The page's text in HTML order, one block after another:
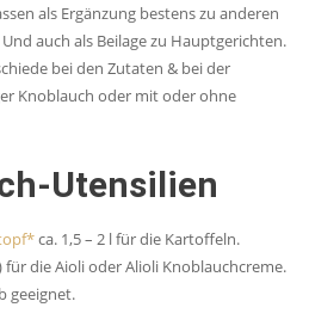
als Ergänzung bestens zu anderen
auch als Beilage zu Hauptgerichten.
bei den Zutaten & bei der
Knoblauch oder mit oder ohne
Utensilien
ca. 1,5 – 2 l für die Kartoffeln.
die Aioli oder Alioli Knoblauchcreme.
geeignet.